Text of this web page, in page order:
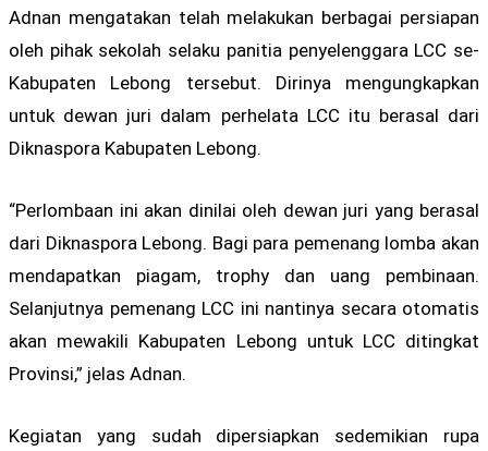
Adnan mengatakan telah melakukan berbagai persiapan
oleh pihak sekolah selaku panitia penyelenggara LCC se-
Kabupaten Lebong tersebut. Dirinya mengungkapkan
untuk dewan juri dalam perhelata LCC itu berasal dari
Diknaspora Kabupaten Lebong.
“Perlombaan ini akan dinilai oleh dewan juri yang berasal
dari Diknaspora Lebong. Bagi para pemenang lomba akan
mendapatkan piagam, trophy dan uang pembinaan.
Selanjutnya pemenang LCC ini nantinya secara otomatis
akan mewakili Kabupaten Lebong untuk LCC ditingkat
Provinsi,” jelas Adnan.
Kegiatan yang sudah dipersiapkan sedemikian rupa